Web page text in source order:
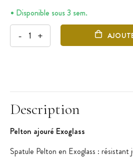
Disponible sous 3 sem.
- +
Description
Pelton ajouré Exoglass
Spatule Pelton en Exoglass : résistant